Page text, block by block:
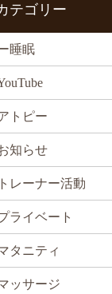
テゴリー
睡眠
トピー
知らせ
トレーナー活動
ライベート
タニティ
ッサージ